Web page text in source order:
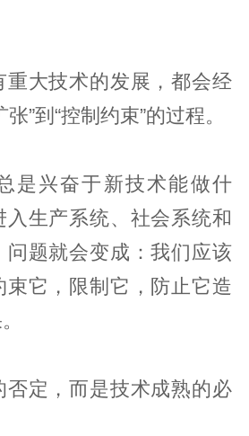
重大技术的发展，都会经
”到“控制约束”的过程。
是兴奋于新技术能做什
生产系统、社会系统和
问题就会变成：我们应该
束它，限制它，防止它造
否定，而是技术成熟的必